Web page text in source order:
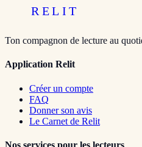
RELIT
Ton compagnon de lecture au
Application Relit
Créer un compte
FAQ
Donner son avis
Le Carnet de Relit
Nos services pour les lecteurs